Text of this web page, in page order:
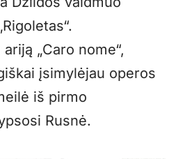
„Caro nome“,
įsimylėjau operos
iš pirmo
Rusnė.